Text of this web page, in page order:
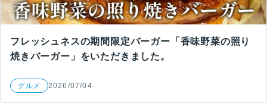
フレッシュネスの期間限定バーガー「香味野菜の照り
焼きバーガー」をいただきました。
グルメ 2026/07/04